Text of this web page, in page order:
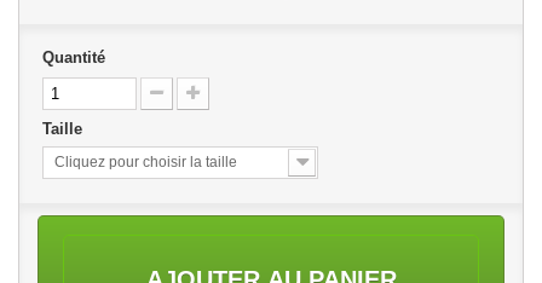
Quantité
Taille
Cliquez pour choisir la taille